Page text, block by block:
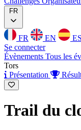
FR
FR EN
ES
Se connecter
Évènements Tous les
Tors
Présentation
Trail du